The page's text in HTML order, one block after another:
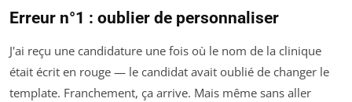
Erreur n°1 : oublier de personnaliser
J'ai reçu une candidature une fois où le nom de la clinique
était écrit en rouge — le candidat avait oublié de changer le
template. Franchement, ça arrive. Mais même sans aller